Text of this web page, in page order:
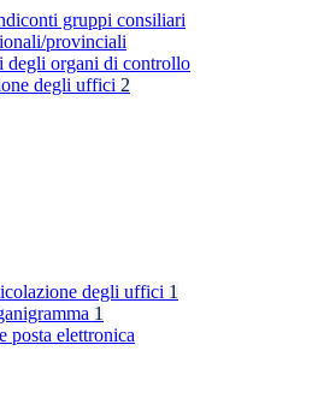
gruppi consiliari
provinciali
degli organi di controllo
degli uffici 2
degli uffici 1
1
posta elettronica